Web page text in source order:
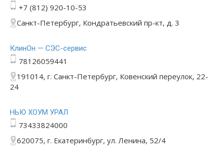
+7 (812) 920-10-53
Санкт-Петербург, Кондратьевский пр-кт, д. 3
КлинОн — СЭС-сервис
78126059441
191014, г. Санкт-Петербург, Ковенский переулок, 22-
24
НЬЮ ХОУМ УРАЛ
73433824000
620075, г. Екатеринбург, ул. Ленина, 52/4